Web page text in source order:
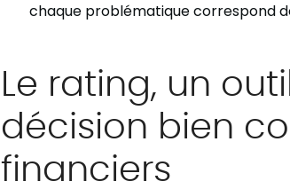
chaque problématique correspond
Le rating, un
décision bien
financiers